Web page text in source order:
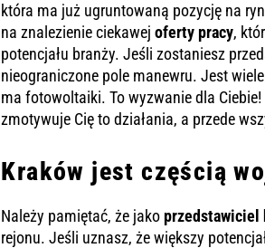
która ma już ugruntowaną pozycję na
na znalezienie ciekawejoferty pracy,
potencjału branży. Jeśli zostaniesz
nieograniczone pole manewru. Jest
ma fotowoltaiki. To wyzwanie dla
zmotywuje Cię to działania, a przede
Kraków jest częścią
Należy pamiętać, że jako przedstawiciel
rejonu. Jeśli uznasz, że większy